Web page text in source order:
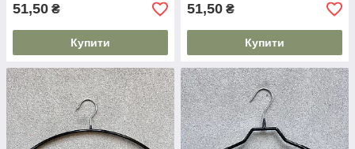
51,50 ₴
Купити
51,50 ₴
Купити